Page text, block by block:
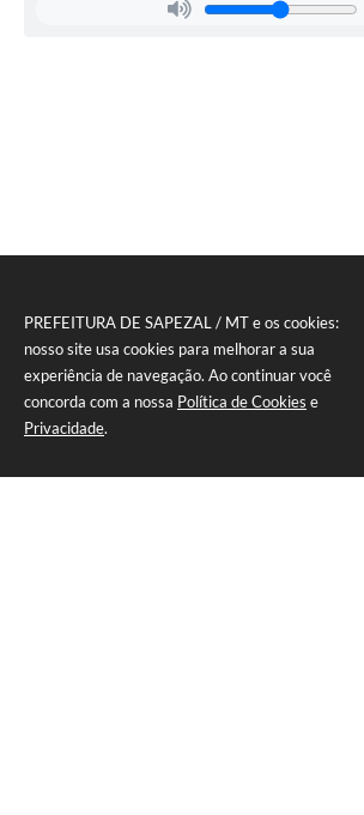
PREFEITURA DE SAPEZAL / MT e os cookies:
nosso site usa cookies para melhorar a sua
experiência de navegação. Ao continuar você
concorda com a nossa Política de Cookies e
Privacidade.